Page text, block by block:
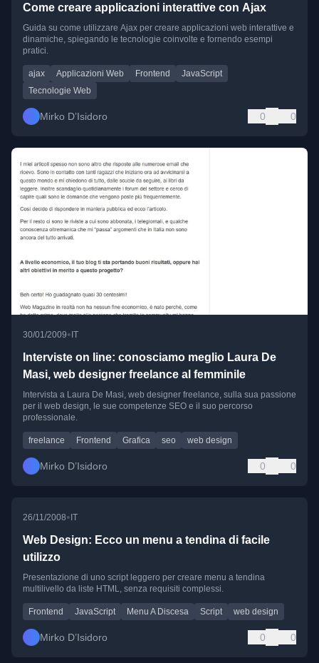
Come creare applicazioni interattive con Ajax
Guida su come utilizzare Ajax per creare applicazioni web interattive e
dinamiche, spiegando le tecnologie coinvolte e fornendo esempi
pratici.
ajax Applicazioni Web Frontend
JavaScript
Tecnologie Web
Mirko D’Isidoro 0 0
30/01/2009• IT
Interviste on line: conosciamo meglio Laura De
Masi, web designer freelance al femminile
Intervista a Laura De Masi, web designer freelance, sulla sua passione
per il web design, le sue competenze SEO e il suo percorso
professionale.
freelance Frontend Grafica seo web design
Mirko D’Isidoro 0 0
26/11/2008• IT
Web Design: Ecco un menu a tendina di facile
utilizzo
Presentazione di uno script leggero per creare menu a tendina
multilivello da liste HTML, senza requisiti complessi.
Frontend JavaScript Menu A Discesa Script web design
Mirko D’Isidoro 0 0